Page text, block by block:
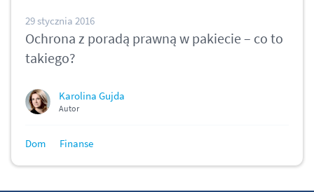
29 stycznia 2016
Ochrona z poradą prawną w pakiecie – co to
takiego?
Karolina Gujda
Autor
Dom Finanse